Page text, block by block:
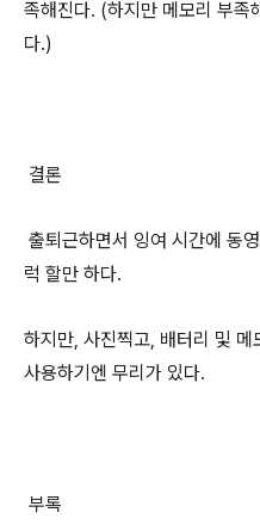
족해진다. (하지만 메모리 부족
다.)
결론
출퇴근하면서 잉여 시간에 동
럭 할만 하다.
하지만, 사진찍고, 배터리 및 메
사용하기엔 무리가 있다.
부록